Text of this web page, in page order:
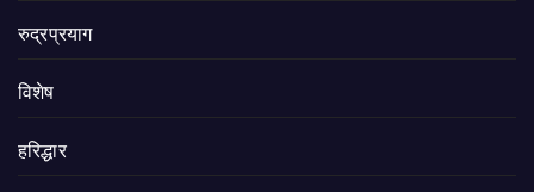
रुद्रप्रयाग
विशेष
हरिद्धार